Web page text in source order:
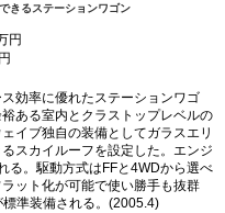
きるステーションワゴン
円
効率に優れたステーションワゴ
ある室内とクラストップレベルの
イブ独自の装備としてガラスエリ
スカイルーフを設定した。エンジ
る。駆動方式はFFと4WDから選べ
ット化が可能で使い勝手も抜群
準装備される。(2005.4)